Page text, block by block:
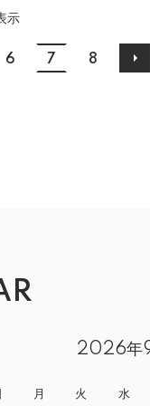
示
6 7 8
2026年
月 火 水